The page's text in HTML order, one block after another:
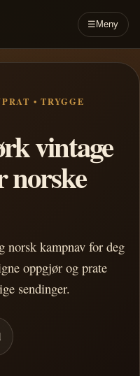
☰ Meny
• TRYGGE
vintage
norske
norsk kampnav for deg
oppgjør og prate
sendinger.